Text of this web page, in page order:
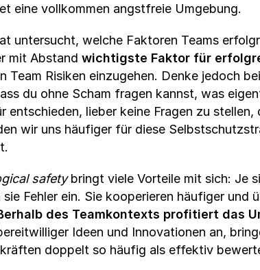
eine vollkommen angstfreie Umgebung.
untersucht, welche Faktoren Teams
mit Abstand wichtigste Faktor für
Team Risiken einzugehen. Denke jedoch
du ohne Scham fragen kannst, was
entschieden, lieber keine Fragen zu
wir uns häufiger für diese
safetybringt viele Vorteile mit sich: Je
sie Fehler ein. Sie kooperieren häufiger und
des Teamkontexts profitiert das
Ideen und Innovationen an,
doppelt so häufig als effektiv